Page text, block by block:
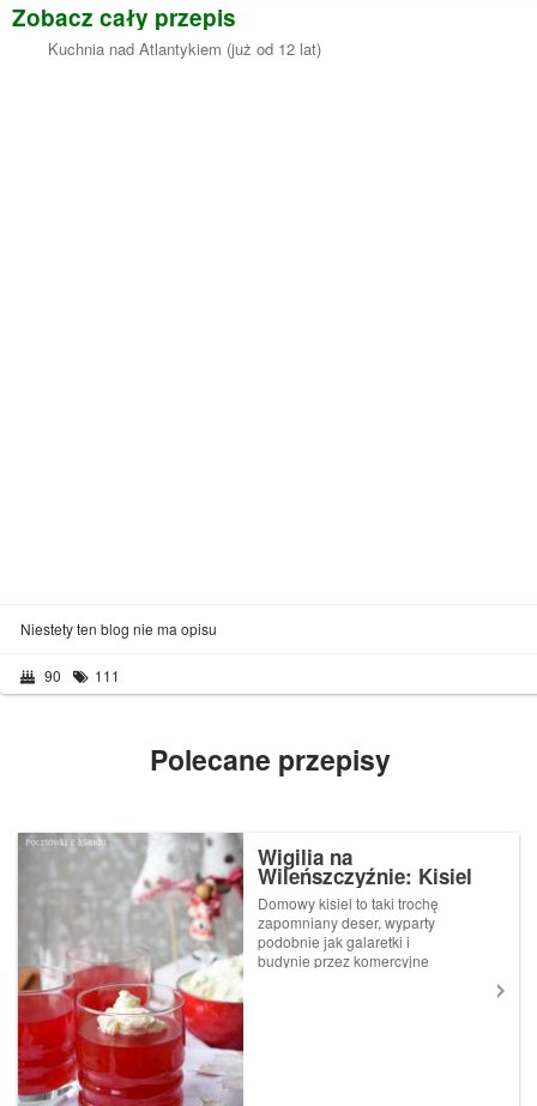
Zobacz cały przepis
Kuchnia nad Atlantykiem (już od 12 lat)
Niestety ten blog nie ma opisu
90 111
Polecane przepisy
Wigilia na
Wileńszczyźnie: Kisiel
żurawinowy
Domowy kisiel to taki trochę
zapomniany deser, wyparty
podobnie jak galaretki i
budynie przez komercyjne